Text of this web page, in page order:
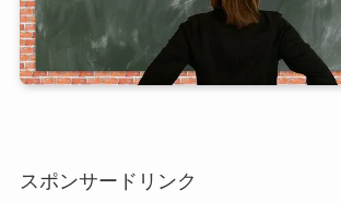
スポンサードリンク